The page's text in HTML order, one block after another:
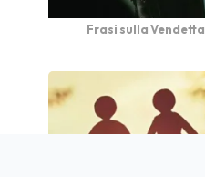
Frasi sulla Vendetta